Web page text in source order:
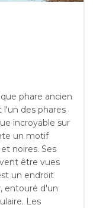
phare ancien
l'un des phares
incroyable sur
un motif
noires. Ses
être vues
un endroit
entouré d'un
Les